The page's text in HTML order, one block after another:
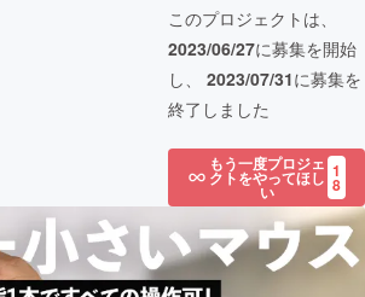
このプロジェクトは、
2023/06/27に募集を開始
し、 2023/07/31に募集を
終了しました
もう一度プロジェ
クトをやってほし
い
1
8